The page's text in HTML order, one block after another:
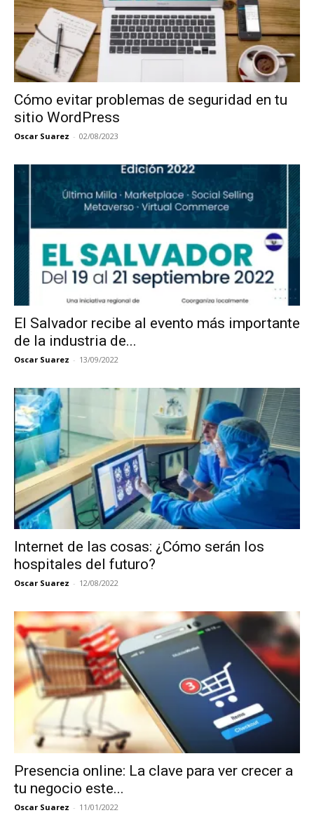
Cómo evitar problemas de seguridad en tu
sitio WordPress
Oscar Suarez - 02/08/2023
El Salvador recibe al evento más importante
de la industria de...
Oscar Suarez - 13/09/2022
Internet de las cosas: ¿Cómo serán los
hospitales del futuro?
Oscar Suarez - 12/08/2022
Presencia online: La clave para ver crecer a
tu negocio este...
Oscar Suarez - 11/01/2022